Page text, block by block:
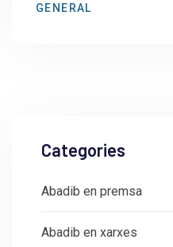
GENERAL
Categories
Abadib en premsa
Abadib en xarxes